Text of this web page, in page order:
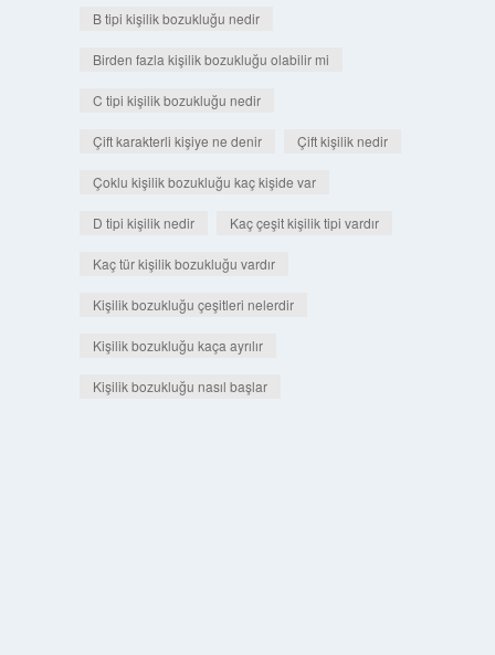
B tipi kişilik bozukluğu nedir
Birden fazla kişilik bozukluğu olabilir mi
C tipi kişilik bozukluğu nedir
Çift karakterli kişiye ne denir Çift kişilik nedir
Çoklu kişilik bozukluğu kaç kişide var
D tipi kişilik nedir Kaç çeşit kişilik tipi vardır
Kaç tür kişilik bozukluğu vardır
Kişilik bozukluğu çeşitleri nelerdir
Kişilik bozukluğu kaça ayrılır
Kişilik bozukluğu nasıl başlar